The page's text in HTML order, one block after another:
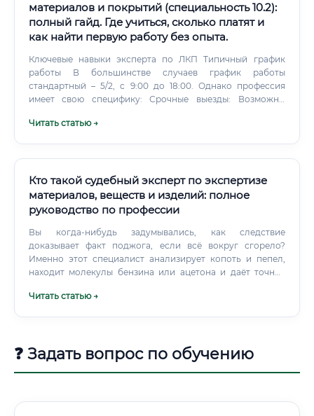
материалов и покрытий (специальность 10.2):
полный гайд. Где учиться, сколько платят и
как найти первую работу без опыта.
Ключевые навыки эксперта по ЛКП Типичный график
работы В большинстве случаев график работы
стандартный – 5/2, с 9:00 до 18:00. Однако профессия
имеет свою специфику: Срочные выезды: Возможны
Читать статью →
Кто такой судебный эксперт по экспертизе
материалов, веществ и изделий: полное
руководство по профессии
Вы когда-нибудь задумывались, как следствие
доказывает факт поджога, если всё вокруг сгорело?
Именно этот специалист анализирует копоть и пепел,
находит молекулы бензина или ацетона и даёт точное
Читать статью →
❓ Задать вопрос по обучению